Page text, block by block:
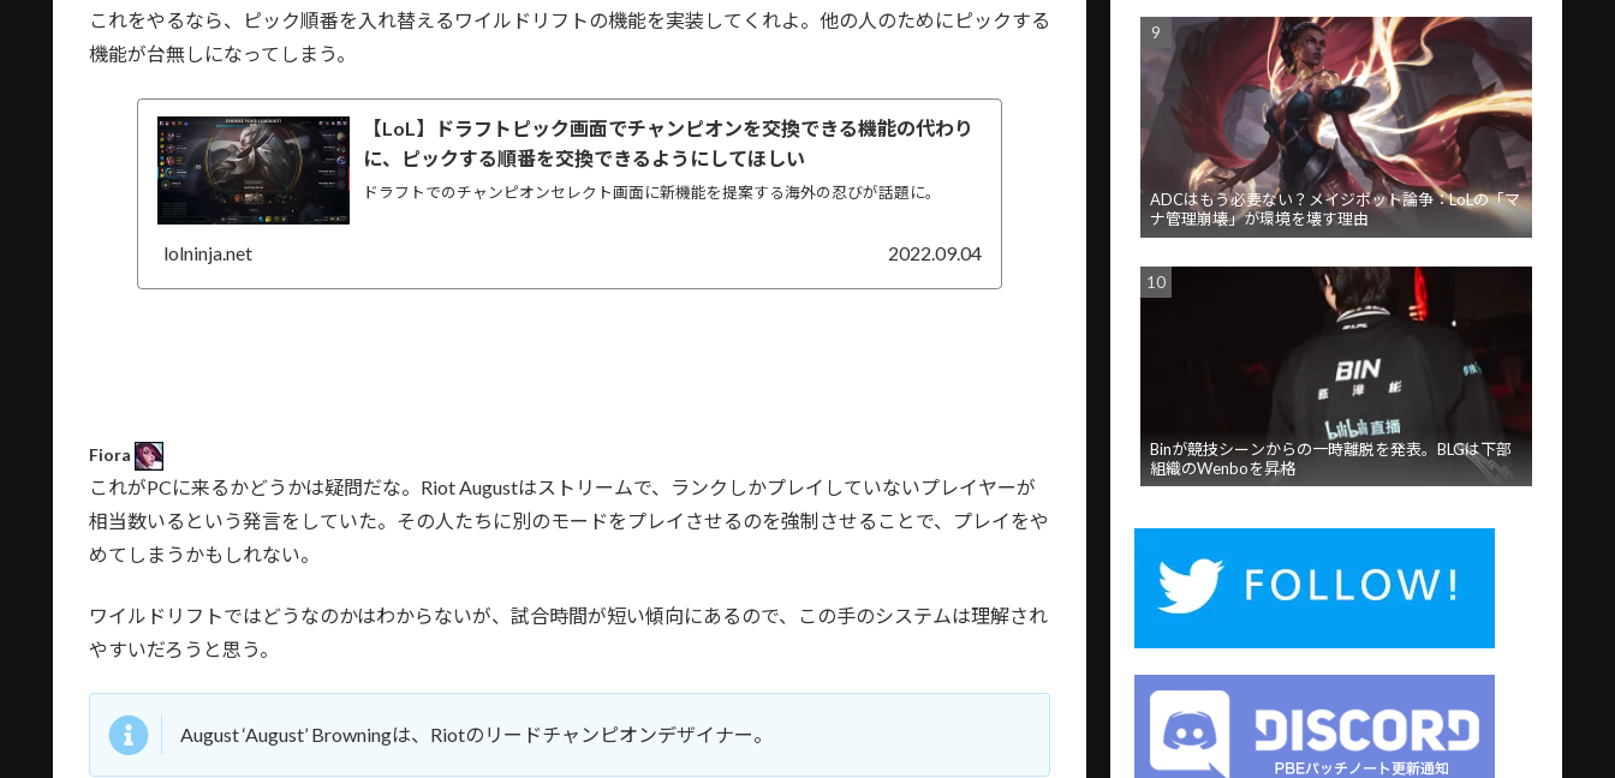
これをやるなら、ピック順番を入れ替えるワイルドリフトの機能を実装してくれよ。他の人のためにピックする
機能が台無しになってしまう。
【LoL】ドラフトピック画面でチャンピオンを交換できる機能の代わり
に、ピックする順番を交換できるようにしてほしい
ドラフトでのチャンピオンセレクト画面に新機能を提案する海外の忍びが話題に。
lolninja.net 2022.09.04
Fiora
これがPCに来るかどうかは疑問だな。Riot Augustはストリームで、ランクしかプレイしていないプレイヤーが
相当数いるという発言をしていた。その人たちに別のモードをプレイさせるのを強制させることで、プレイをや
めてしまうかもしれない。
ワイルドリフトではどうなのかはわからないが、試合時間が短い傾向にあるので、この手のシステムは理解され
やすいだろうと思う。
August ‘August’ Browningは、Riotのリードチャンピオンデザイナー。
ADCはもう必要ない？メイジボット論争：LoLの「マ
ナ管理崩壊」が環境を壊す理由
Binが競技シーンからの一時離脱を発表。BLGは下部
組織のWenboを昇格